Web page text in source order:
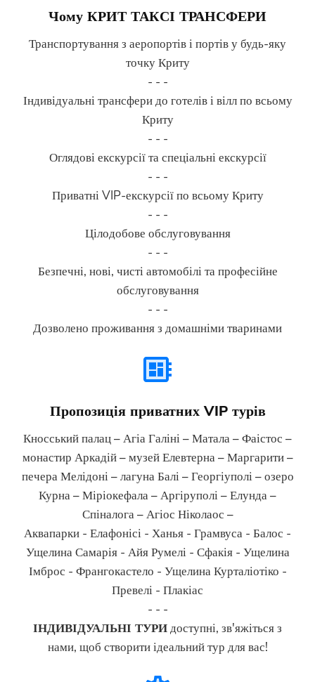
Чому КРИТ ТАКСІ ТРАНСФЕРИ
Транспортування з аеропортів і портів у будь-яку
точку Криту
- - -
Індивідуальні трансфери до готелів і вілл по всьому
Криту
- - -
Оглядові екскурсії та спеціальні екскурсії
- - -
Приватні VIP-екскурсії по всьому Криту
- - -
Цілодобове обслуговування
- - -
Безпечні, нові, чисті автомобілі та професійне
обслуговування
- - -
Дозволено проживання з домашніми тваринами
Пропозиція приватних VIP турів
Кносський палац – Агіа Галіні – Матала – Фаістос –
монастир Аркадій – музей Елевтерна – Маргарити –
печера Мелідоні – лагуна Балі – Георгіуполі – озеро
Курна – Міріокефала – Аргіруполі – Елунда –
Спіналога – Агіос Ніколаос –
Аквапарки - Елафонісі - Ханья - Грамвуса - Балос -
Ущелина Самарія - Айя Румелі - Сфакія - Ущелина
Імброс - Франгокастело - Ущелина Курталіотіко -
Превелі - Плакіас
- - -
ІНДИВІДУАЛЬНІ ТУРИдоступні, зв'яжіться з
нами, щоб створити ідеальний тур для вас!